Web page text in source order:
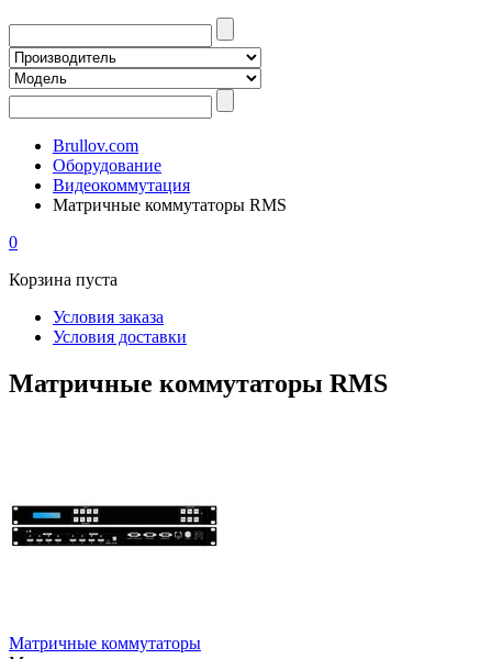
Brullov.com
Оборудование
Видеокоммутация
Матричные коммутаторы RMS
0
Корзина пуста
Условия заказа
Условия доставки
Матричные коммутаторы RMS
Матричные коммутаторы